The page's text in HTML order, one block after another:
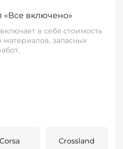
включено»
в себя стоимость
материалов, запасных
Corsa Crossland